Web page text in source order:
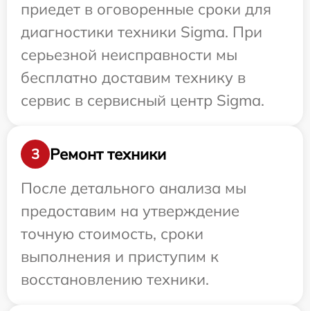
приедет в оговоренные сроки для
диагностики техники Sigma. При
серьезной неисправности мы
бесплатно доставим технику в
сервис в сервисный центр Sigma.
3
Ремонт техники
После детального анализа мы
предоставим на утверждение
точную стоимость, сроки
выполнения и приступим к
восстановлению техники.